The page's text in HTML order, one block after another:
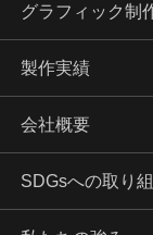
グラフィック制
製作実績
会社概要
SDGsへの取り